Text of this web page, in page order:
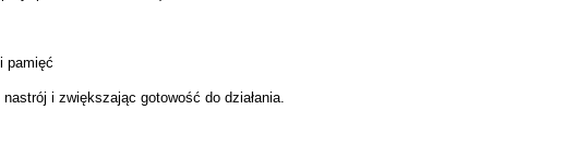
pamięć
i zwiększając gotowość do działania.